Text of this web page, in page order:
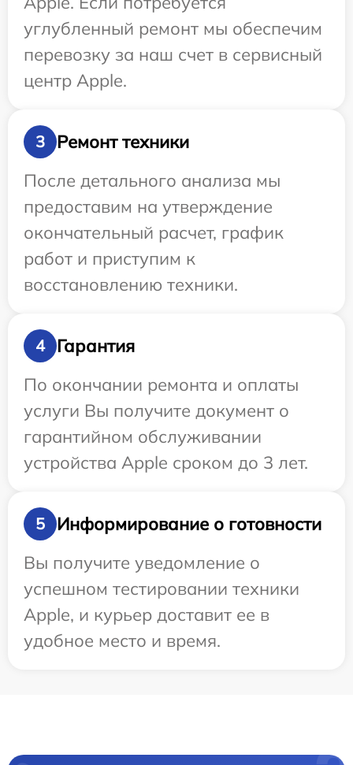
углубленный ремонт мы обеспечим
перевозку за наш счет в сервисный
центр Apple.
3
Ремонт техники
После детального анализа мы
предоставим на утверждение
окончательный расчет, график
работ и приступим к
восстановлению техники.
4
Гарантия
По окончании ремонта и оплаты
услуги Вы получите документ о
гарантийном обслуживании
устройства Apple сроком до 3 лет.
5
Информирование о готовности
Вы получите уведомление о
успешном тестировании техники
Apple, и курьер доставит ее в
удобное место и время.